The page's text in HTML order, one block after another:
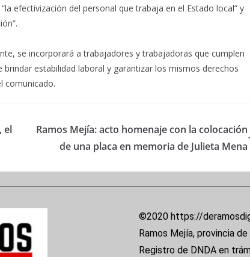
efectivización del personal que trabaja en el Estado local” y
se incorporará a trabajadores y trabajadoras que cumplen
estabilidad laboral y garantizar los mismos derechos
comunicado.
el
Ramos Mejía: acto homenaje con la colocación
de una placa en memoria de Julieta Mena
©2020 https://
Ramos Mejía, provincia
Registro de DNDA en